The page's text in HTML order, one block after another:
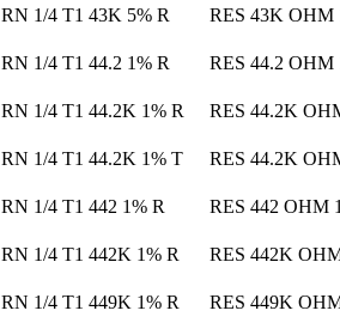
RN 1/4 T1 43K 5% R
RES 43K
RN 1/4 T1 44.2 1% R
RES 44.2
RN 1/4 T1 44.2K 1% R
RES 44.2K
RN 1/4 T1 44.2K 1% T
RES 44.2K
RN 1/4 T1 442 1% R
RES 442 OHM
RN 1/4 T1 442K 1% R
RES 442K
RN 1/4 T1 449K 1% R
RES 449K